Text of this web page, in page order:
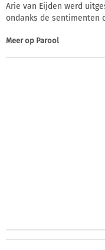
Arie van Eijden werd
ondanks de sentimenten
Meer op Parool